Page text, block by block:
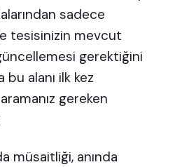
sadece
tesisinizin mevcut
gerektiğini
alanı ilk kez
gereken
müsaitliği, anında